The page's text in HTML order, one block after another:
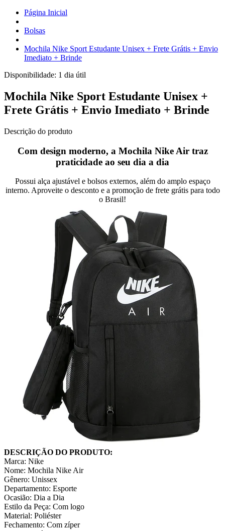
Página Inicial
Bolsas
Mochila Nike Sport Estudante Unisex + Frete Grátis + Envio
Imediato + Brinde
Disponibilidade: 1 dia útil
Mochila Nike Sport Estudante Unisex +
Frete Grátis + Envio Imediato + Brinde
Descrição do produto
Com design moderno, a Mochila Nike Air traz
praticidade ao seu dia a dia
Possui alça ajustável e bolsos externos, além do amplo espaço
interno. Aproveite o desconto e a promoção de frete grátis para todo
o Brasil!
DESCRIÇÃO DO PRODUTO:
Marca: Nike
Nome: Mochila Nike Air
Gênero: Unissex
Departamento: Esporte
Ocasião: Dia a Dia
Estilo da Peça: Com logo
Material: Poliéster
Fechamento: Com zíper